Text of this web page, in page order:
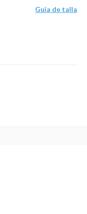
Guia de talla